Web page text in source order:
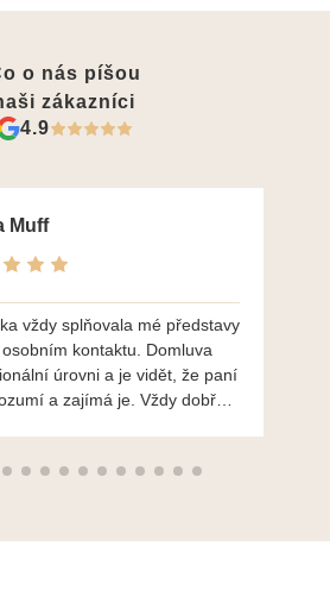
o nás píšou
zákazníci
4.9
Muff
vždy splňovala mé představy
kontaktu. Domluva
úrovni a je vidět, že paní
a zajímá je. Vždy dobře a
napsáno - na požádání